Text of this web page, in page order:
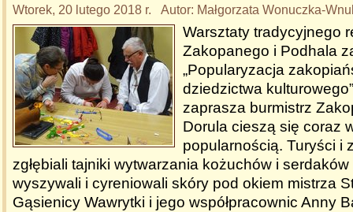
Wtorek, 20 lutego 2018 r. Autor: Małgorzata Wonuczka-
Warsztaty tradycyjnego
Zakopanego i Podhala
„Popularyzacja
dziedzictwa
zaprasza burmistrz
Dorula cieszą się coraz
popularnością. Turyści i
zgłębiali tajniki wytwarzania kożuchów i
wyszywali i cyreniowali skóry pod okiem mistrza
Gąsienicy Wawrytki i jego współpracownic Anny